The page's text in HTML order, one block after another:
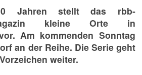
Jahren stellt das rbb-
kleine Orte in
Am kommenden Sonntag
an der Reihe. Die Serie geht
weiter.